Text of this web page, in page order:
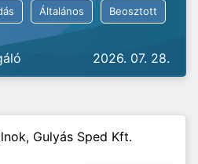
Általános Beosztott
2026. 07. 28.
Gulyás Sped Kft.